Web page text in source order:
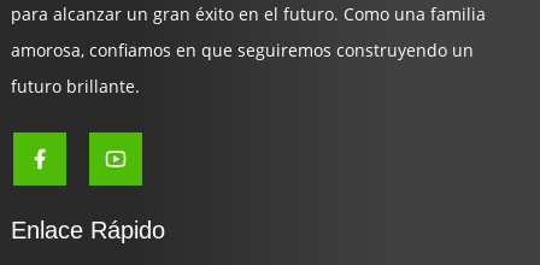
para alcanzar un gran éxito en el futuro. Como una familia
amorosa, confiamos en que seguiremos construyendo un
futuro brillante.
Enlace Rápido